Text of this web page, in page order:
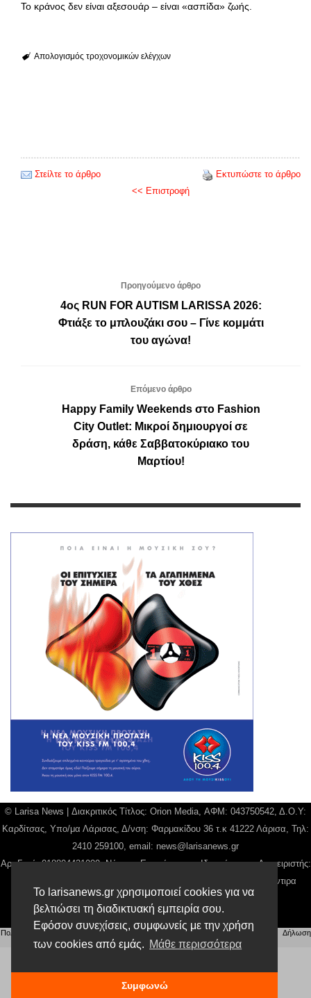
Το larisanews.gr χρησιμοποιεί cookies για να
βελτιώσει τη διαδικτυακή εμπειρία σου.
Εφόσον συνεχίσεις, συμφωνείς με την χρήση
των cookies από εμάς. Μάθε περισσότερα
Συμφωνώ
Το κράνος δεν είναι αξεσουάρ – είναι «ασπίδα» ζωής.
Απολογισμός τροχονομικών ελέγχων
Στείλτε το άρθρο
Εκτυπώστε το άρθρο
<< Επιστροφή
Προηγούμενο άρθρο
4ος RUN FOR AUTISM LARISSA 2026:
Φτιάξε το μπλουζάκι σου – Γίνε κομμάτι
του αγώνα!
Επόμενο άρθρο
Happy Family Weekends στο Fashion
City Outlet: Μικροί δημιουργοί σε
δράση, κάθε Σαββατοκύριακο του
Μαρτίου!
© Larisa News | Διακριτικός Τίτλος: Orion Media, ΑΦΜ: 043750542, Δ.Ο.Υ:
Καρδίτσας, Υπο/μα Λάρισας, Δ/νση: Φαρμακίδου 36 τ.κ 41222 Λάρισα, Τηλ:
2410 259100, email: news@larisanews.gr
Αρ. Γεμή: 018804431000, Νόμιμος Εκπρόσωπος, Ιδιοκτήτης και Διαχειριστής:
Παναγιώτης Φιλίππου, Διευθύντρια: Γιαννουσά Βασιλική, Διευθύντιρα
Σύνταξης: Μπαλαμπάνη Βασιλική.
Δικαιούχος domain name Παναγιώτης Φιλίππου
Πολιτική Απορρήτου Αίτηση Διαχείρισης Προσωπικών Δεδομένων |Όροι χρήσης
Δήλωση
Συμμόρφωσης